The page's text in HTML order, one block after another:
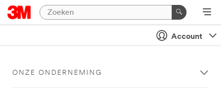
Account
ONZE ONDERNEMING